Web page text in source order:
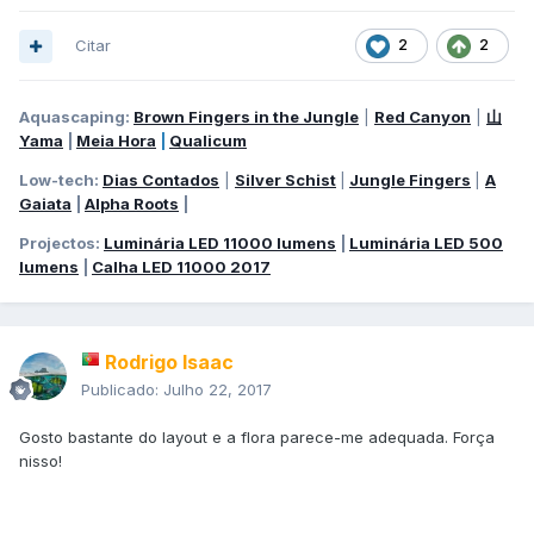
2 2
Citar
Aquascaping: Brown Fingers in the Jungle Red Canyon
山
Yama
Meia Hora Qualicum
Low-tech: Dias Contados Silver Schist Jungle Fingers
A
Gaiata
Alpha Roots
Projectos: Luminária LED 11000 lumens
Luminária LED 500
lumens
Calha LED 11000 2017
Rodrigo Isaac
Publicado: Julho 22, 2017
Gosto bastante do layout e a flora parece-me adequada. Força
nisso!